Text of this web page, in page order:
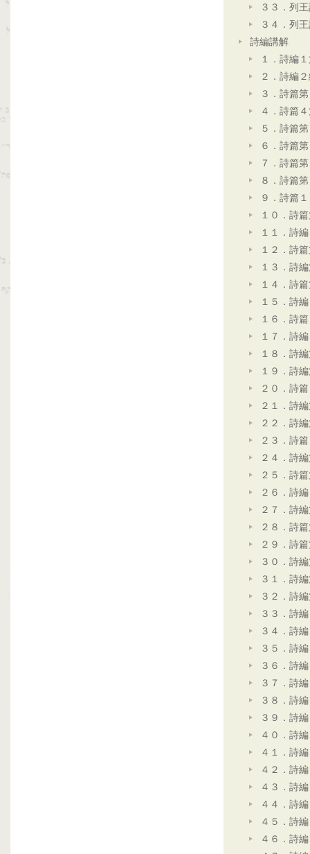
３３．列
３４．列
詩編講解
１．詩編
２．詩編
３．詩篇
４．詩篇
５．詩篇
６．詩篇
７．詩篇
８．詩篇
９．詩篇
１０．詩
１１．詩
１２．詩
１３．詩
１４．詩
１５．詩
１６．詩
１７．詩
１８．詩
１９．詩
２０．詩
２１．詩
２２．詩
２３．詩
２４．詩
２５．詩
２６．詩
２７．詩
２８．詩
２９．詩
３０．詩
３１．詩
３２．詩
３３．詩
３４．詩
３５．詩
３６．詩
３７．詩
３８．詩
３９．詩
４０．詩
４１．詩
４２．詩
４３．詩
４４．詩
４５．詩
４６．詩